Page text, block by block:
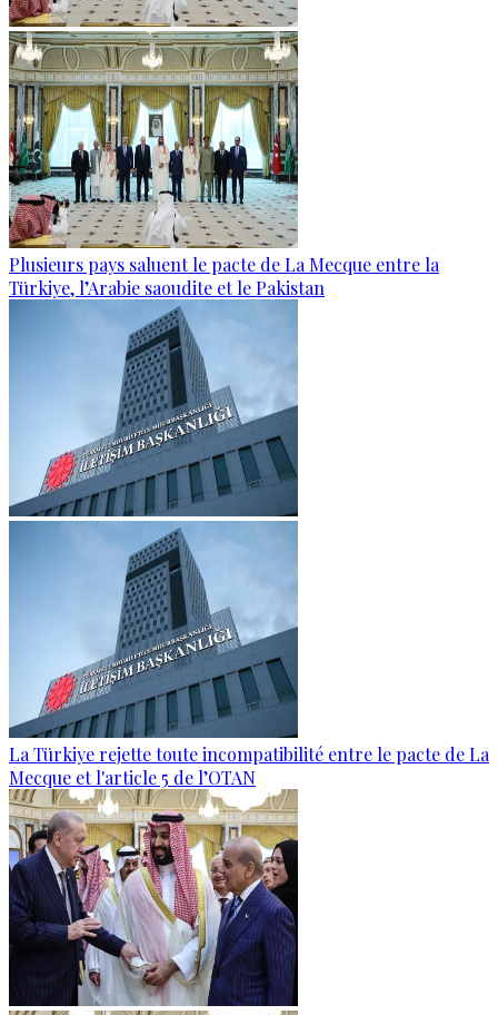
Plusieurs pays saluent le pacte de La Mecque entre la
Türkiye, l’Arabie saoudite et le Pakistan
La Türkiye rejette toute incompatibilité entre le pacte de La
Mecque et l'article 5 de l’OTAN